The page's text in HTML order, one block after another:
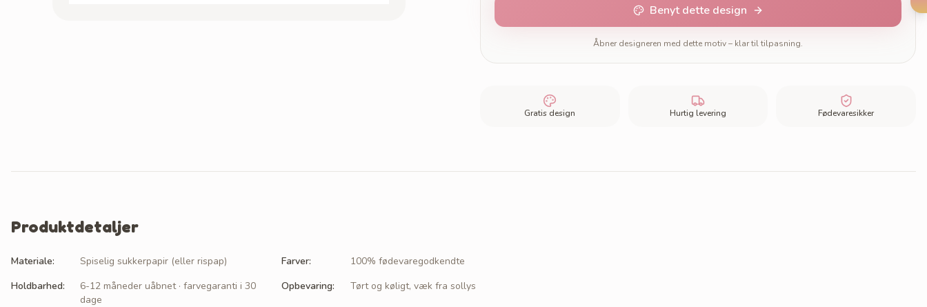
Benyt dette design
Åbner designeren med dette motiv – klar til tilpasning.
Gratis design Hurtig levering Fødevaresikker
Produktdetaljer
Materiale: Spiselig sukkerpapir (eller rispap) Farver:
100% fødevaregodkendte
Holdbarhed:
6-12 måneder uåbnet · farvegaranti i 30
dage
Opbevaring: Tørt og køligt, væk fra sollys